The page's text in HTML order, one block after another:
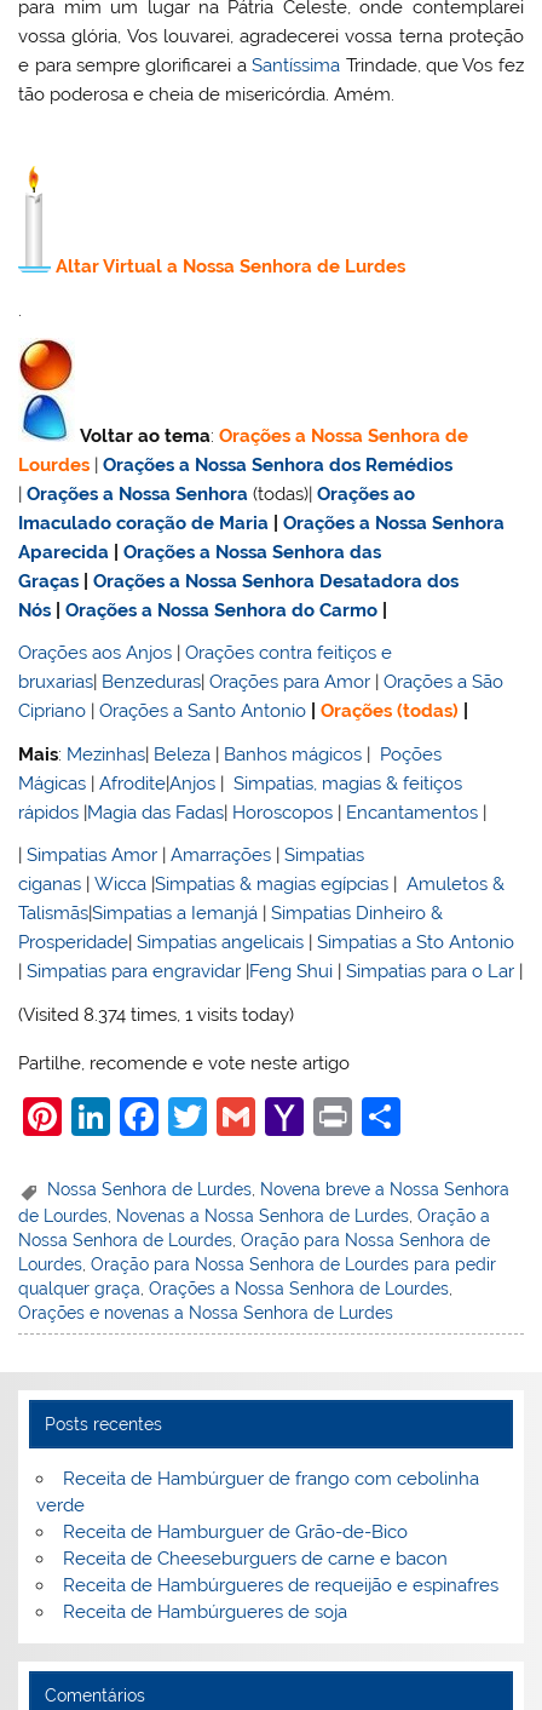
para mim um lugar na Pátria Celeste, onde contemplarei
vossa glória, Vos louvarei, agradecerei vossa terna proteção
e para sempre glorificarei aSantíssima Trindade, que Vos fez
tão poderosa e cheia de misericórdia. Amém.
Altar Virtual a Nossa Senhora de Lurdes
.
Voltar ao tema:Orações a Nossa Senhora de
Lourdes |Orações a Nossa Senhora dos Remédios
|Orações a Nossa Senhora (todas)|Orações ao
Imaculado coração de Maria |Orações a Nossa Senhora
Aparecida |Orações a Nossa Senhora das
Graças |Orações a Nossa Senhora Desatadora dos
Nós |Orações a Nossa Senhora do Carmo
Orações aos Anjos |Orações contra feitiços e
bruxarias Benzeduras |Orações para Amor |Orações a São
Cipriano |Orações a Santo Antonio |Orações (todas)
Mais: Mezinhas| Beleza | Banhos mágicos | Poções
Mágicas |Afrodite|Anjos |Simpatias, magias & feitiços
rápidos |Magia das Fadas| Horoscopos | Encantamentos |
|Simpatias Amor |Amarrações |Simpatias
ciganas |Wicca |Simpatias & magias egípcias |Amuletos &
Talismãs|Simpatias a Iemanjá |Simpatias Dinheiro &
Prosperidade|Simpatias angelicais |Simpatias a Sto Antonio
|Simpatias para engravidar |Feng Shui |Simpatias para o Lar |
(Visited 8.374 times, 1 visits today)
Partilhe, recomende e vote neste artigo
Pi
er
e
st
Li
k
e
dI
n
F
c
e
b
o
o
T
itt
er
G
ai
l
Y
h
o
o
M
ai
Pr
t
ar
e
Nossa Senhora de Lurdes, Novena breve a Nossa Senhora
de Lourdes Novenas a Nossa Senhora de Lurdes ,Oração a
Nossa Senhora de Lourdes ,Oração para Nossa Senhora de
Lourdes ,Oração para Nossa Senhora de Lourdes para pedir
qualquer graça ,Orações a Nossa Senhora de Lourdes
Orações e novenas a Nossa Senhora de Lurdes
Posts recentes
Receita de Hambúrguer de frango com cebolinha
verde
Receita de Hamburguer de Grão-de-Bico
Receita de Cheeseburguers de carne e bacon
Receita de Hambúrgueres de requeijão e espinafres
Receita de Hambúrgueres de soja
Comentários